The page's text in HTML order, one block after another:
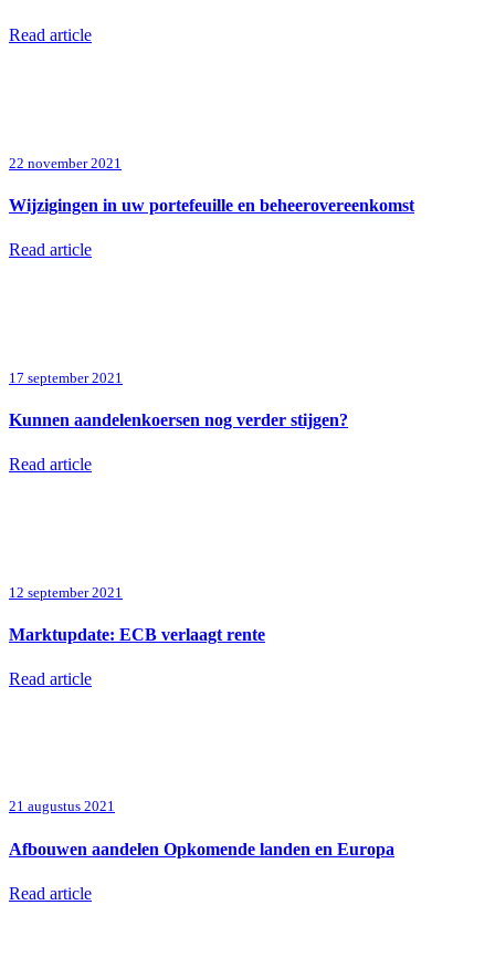
Read article
22 november 2021
Wijzigingen in uw portefeuille en beheerovereenkomst
Read article
17 september 2021
Kunnen aandelenkoersen nog verder stijgen?
Read article
12 september 2021
Marktupdate: ECB verlaagt rente
Read article
21 augustus 2021
Afbouwen aandelen Opkomende landen en Europa
Read article